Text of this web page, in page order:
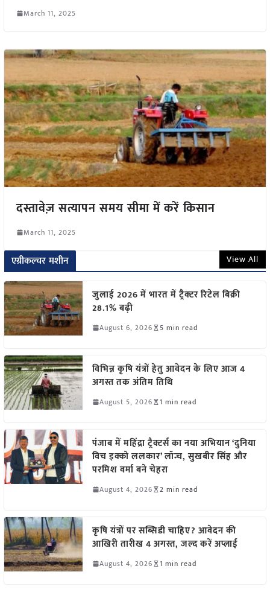
March 11, 2025
दस्तावेज़ सत्यापन समय सीमा में करें किसान
March 11, 2025
एग्रीकल्चर मशीन View All
जुलाई 2026 में भारत में ट्रैक्टर रिटेल बिक्री
28.1% बढ़ी
August 6, 2026 5 min read
विभिन्न कृषि यंत्रों हेतु आवेदन के लिए आज 4
अगस्त तक अंतिम तिथि
August 5, 2026 1 min read
पंजाब में महिंद्रा ट्रैक्टर्स का नया अभियान ‘दुनिया
विच इक्को ललकार’ लॉन्च, सुखबीर सिंह और
परमिश वर्मा बने चेहरा
August 4, 2026 2 min read
कृषि यंत्रों पर सब्सिडी चाहिए? आवेदन की
आखिरी तारीख 4 अगस्त, जल्द करें अप्लाई
August 4, 2026 1 min read